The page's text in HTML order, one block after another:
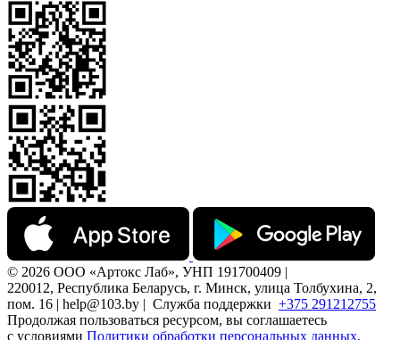
© 2026 ООО «Артокс Лаб», УНП 191700409 |
220012, Республика Беларусь, г. Минск, улица Толбухина, 2,
пом. 16 | help@103.by | Служба поддержки +375 291212755
Продолжая пользоваться ресурсом, вы соглашаетесь
с условиями Политики обработки персональных данных.